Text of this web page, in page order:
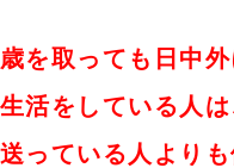
歳を取っても日中
生活をしている人は
送っている人より